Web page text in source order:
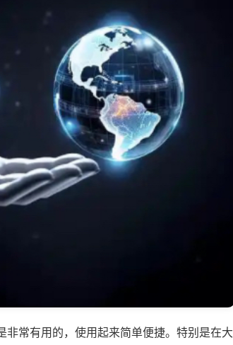
常有用的，使用起来简单便捷。特别是在大